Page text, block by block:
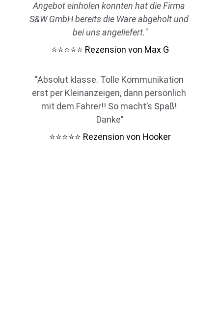
Angebot einholen konnten hat die Firma
S&W GmbH bereits die Ware abgeholt und
bei uns angeliefert."
⭐⭐⭐⭐⭐ Rezension von Max G
"Absolut klasse. Tolle Kommunikation
erst per Kleinanzeigen, dann persönlich
mit dem Fahrer!! So macht’s Spaß!
Danke"
⭐⭐⭐⭐⭐ Rezension von Hooker